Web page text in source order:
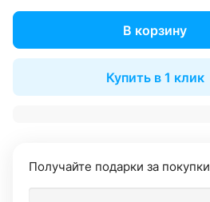
В корзину
Купить в 1 клик
Получайте подарки за покупки